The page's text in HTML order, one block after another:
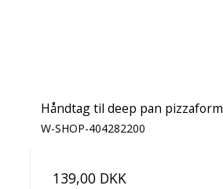
Håndtag til deep pan pizzaform
W-SHOP-404282200
139,00 DKK